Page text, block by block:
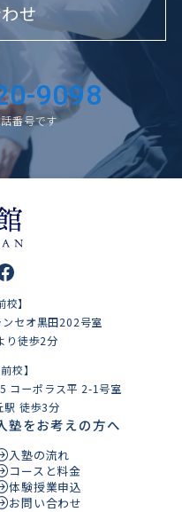
せ
9098
番号です
校】
セオ黒田202号室
り徒歩2分
校】
コーポラス平 2-1号室
駅 徒歩3分
塾をお考えの方へ
入塾の流れ
コースと料金
体験授業申込
お問い合わせ